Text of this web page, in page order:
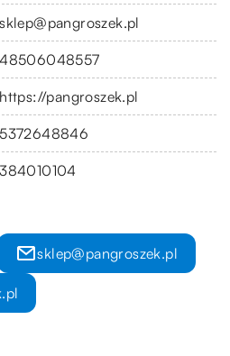
sklep@pangroszek.pl
48506048557
https://pangroszek.pl
5372648846
384010104
sklep@pangroszek.pl